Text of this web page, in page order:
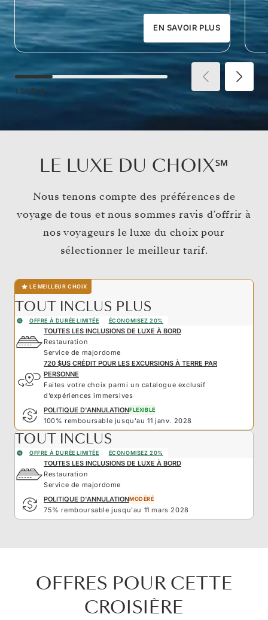
EN SAVOIR PLUS
1 SUR 4
LE LUXE DU CHOIX℠
Nous tenons compte des préférences de
voyage de tous et nous sommes ravis d’offrir à
nos voyageurs le luxe du choix pour
sélectionner le meilleur tarif.
LE MEILLEUR CHOIX
TOUT INCLUS PLUS
OFFRE À DURÉE LIMITÉE ÉCONOMISEZ 20%
TOUTES LES INCLUSIONS DE LUXE À BORD
Restauration
Service de majordome
720 $US CRÉDIT POUR LES EXCURSIONS À TERRE PAR
PERSONNE
Faites votre choix parmi un catalogue exclusif
d’expériences immersives
POLITIQUE D'ANNULATIONFLEXIBLE
100% remboursable jusqu'au 11 janv. 2028
TOUT INCLUS
OFFRE À DURÉE LIMITÉE ÉCONOMISEZ 20%
TOUTES LES INCLUSIONS DE LUXE À BORD
Restauration
Service de majordome
POLITIQUE D'ANNULATIONMODÉRÉ
75% remboursable jusqu'au 11 mars 2028
OFFRES POUR CETTE
CROISIÈRE